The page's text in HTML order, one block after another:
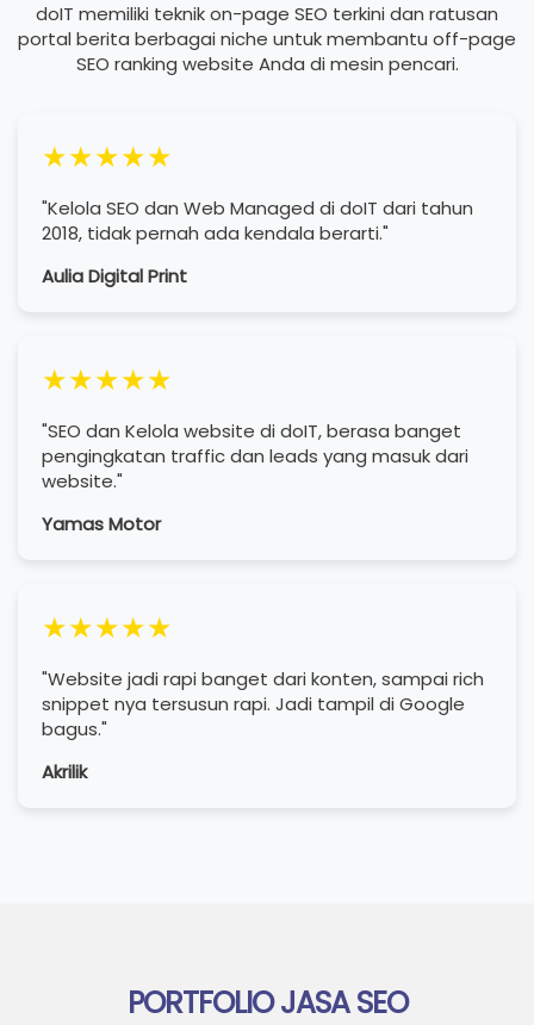
doIT memiliki teknik on-page SEO terkini dan ratusan
portal berita berbagai niche untuk membantu off-page
SEO ranking website Anda di mesin pencari.
★★★★★
"Kelola SEO dan Web Managed di doIT dari tahun
2018, tidak pernah ada kendala berarti."
Aulia Digital Print
★★★★★
"SEO dan Kelola website di doIT, berasa banget
pengingkatan traffic dan leads yang masuk dari
website."
Yamas Motor
★★★★★
"Website jadi rapi banget dari konten, sampai rich
snippet nya tersusun rapi. Jadi tampil di Google
bagus."
Akrilik
PORTFOLIO JASA SEO